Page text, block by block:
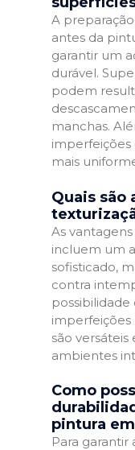
A
antes da
garantir um
durável.
podem
manchas.
imperfeições
mais
Quais são
As
incluem um
sofisticado,
contra
possibilidade
imperfeições
são
ambientes
Como
pintura
Para garantir